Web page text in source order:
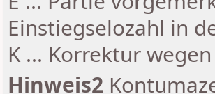
Einstiegselozahl in
K ... Korrektur
Hinweis2